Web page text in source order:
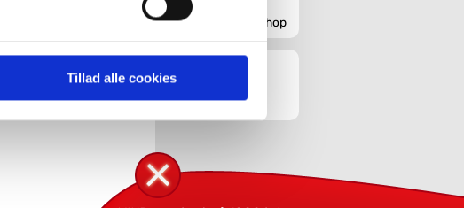
detaljer' nedenfor kan du se hvilke
de pågældende cookies. Du har
tid er det ligeledes muligt, at
Tillad alle cookies
Godkendt webshop